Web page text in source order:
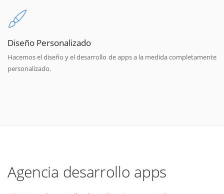
Diseño Personalizado
Hacemos el diseño y el desarrollo de apps a la medida completamente
personalizado.
Agencia desarrollo apps